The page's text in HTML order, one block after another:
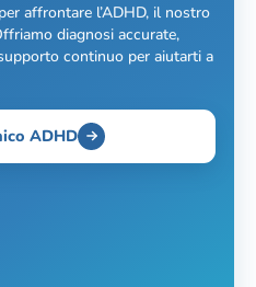
affrontare l’ADHD, il nostro
diagnosi accurate,
continuo per aiutarti a
ADHD